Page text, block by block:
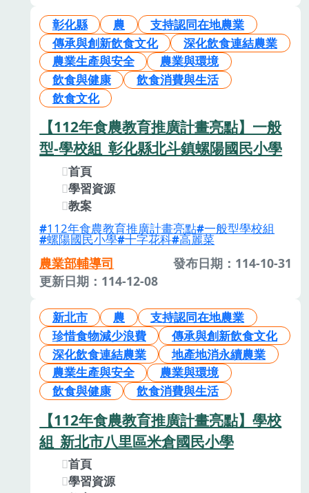
彰化縣 農
支持認同在地農業
傳承與創新飲食文化
深化飲食連結農業
農業生產與安全
農業與環境
飲食與健康
飲食消費與生活
飲食文化
【112年食農教育推廣計畫亮點】一般
型-學校組_彰化縣北斗鎮螺陽國民小學
首頁
學習資源
教案
112年食農教育推廣計畫亮點 一般型學校組
螺陽國民小學 十字花科 高麗菜
農業部輔導司
發布日期：114-10-31
更新日期：114-12-08
新北市 農
支持認同在地農業
珍惜食物減少浪費
傳承與創新飲食文化
深化飲食連結農業
地產地消永續農業
農業生產與安全
農業與環境
飲食與健康
飲食消費與生活
【112年食農教育推廣計畫亮點】學校
組_新北市八里區米倉國民小學
首頁
學習資源